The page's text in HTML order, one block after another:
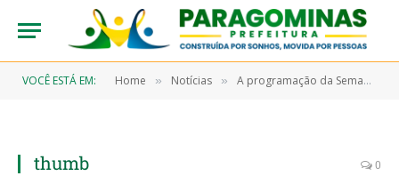
VOCÊ ESTÁ EM: Home » Notícias » A programação da Semana da Pátria continua!
thumb 0